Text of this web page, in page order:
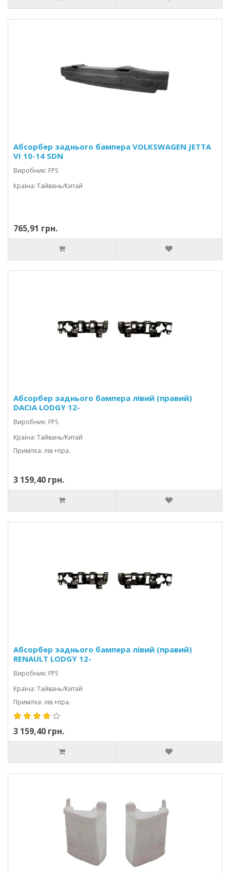
Абсорбер заднього бампера VOLKSWAGEN JETTA
VI 10-14 SDN
Виробник: FPS
Країна: Тайвань/Китай
765,91 грн.
Абсорбер заднього бампера лівий (правий)
DACIA LODGY 12-
Виробник: FPS
Країна: Тайвань/Китай
Примітка: лів.+пра.
3 159,40 грн.
Абсорбер заднього бампера лівий (правий)
RENAULT LODGY 12-
Виробник: FPS
Країна: Тайвань/Китай
Примітка: лів.+пра.
3 159,40 грн.